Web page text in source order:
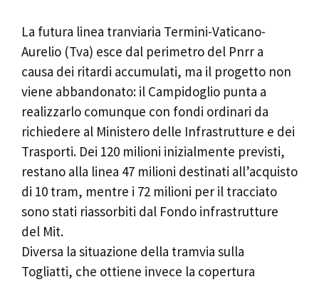
La futura linea tranviaria Termini-Vaticano-
Aurelio (Tva) esce dal perimetro del Pnrr a
causa dei ritardi accumulati, ma il progetto non
viene abbandonato: il Campidoglio punta a
realizzarlo comunque con fondi ordinari da
richiedere al Ministero delle Infrastrutture e dei
Trasporti. Dei 120 milioni inizialmente previsti,
restano alla linea 47 milioni destinati all’acquisto
di 10 tram, mentre i 72 milioni per il tracciato
sono stati riassorbiti dal Fondo infrastrutture
del Mit.
Diversa la situazione della tramvia sulla
Togliatti, che ottiene invece la copertura